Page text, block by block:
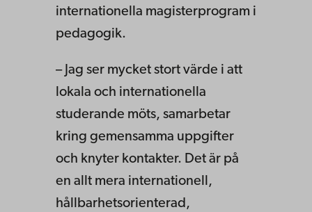
internationella magisterprogram i
pedagogik.
– Jag ser mycket stort värde i att
lokala och internationella
studerande möts, samarbetar
kring gemensamma uppgifter
och knyter kontakter. Det är på
en allt mera internationell,
hållbarhetsorienterad,